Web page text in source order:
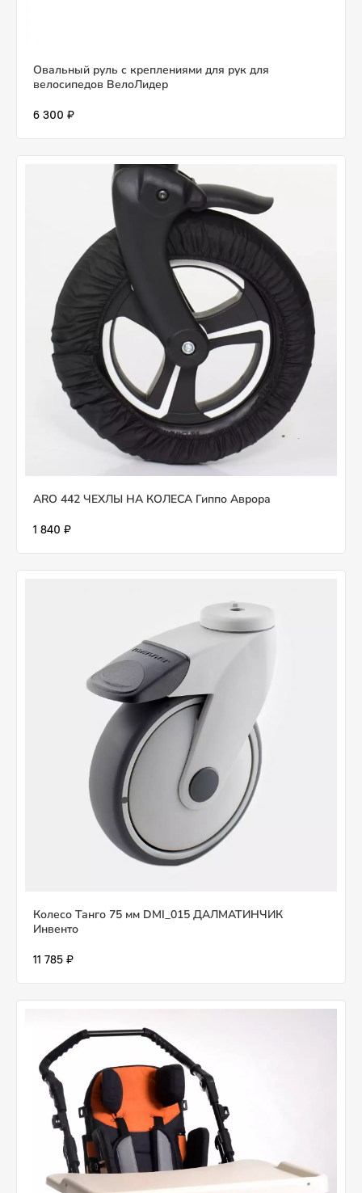
Овальный руль с креплениями для рук для
велосипедов ВелоЛидер
6 300 ₽
ARO 442 ЧЕХЛЫ НА КОЛЕСА Гиппо Аврора
1 840 ₽
Колесо Танго 75 мм DMI_015 ДАЛМАТИНЧИК
Инвенто
11 785 ₽